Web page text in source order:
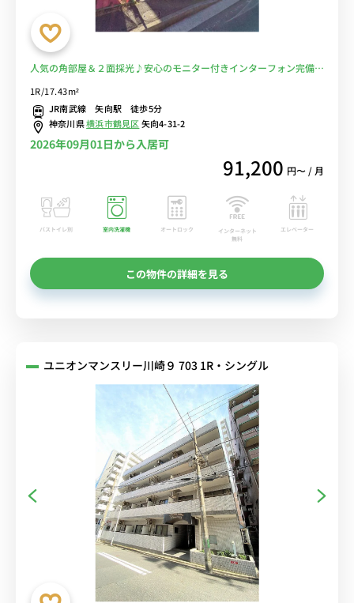
人気の角部屋＆２面採光♪安心のモニター付きインターフォン完備♪
や武蔵小杉駅へ乗換なし/24時間営業のスーパーマーケット「西友」
へ徒歩5分■選べるWi-Fi格安レンタル中！
1R/17.43m²
JR南武線 矢向駅 徒歩5分
神奈川県横浜市鶴見区矢向4-31-2
2026年09月01日から入居可
91,200 円〜 / 月
バストイレ別 室内洗濯機 オートロック
インターネット
無料
エレベーター
この物件の詳細を見る
ユニオンマンスリー川崎９ 703 1R・シングル